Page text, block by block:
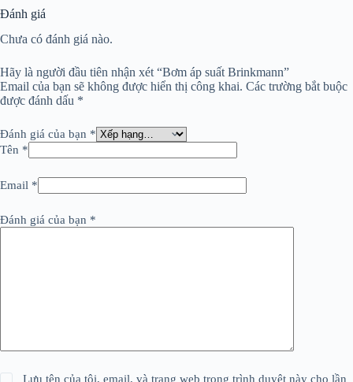
Đánh giá
Chưa có đánh giá nào.
Hãy là người đầu tiên nhận xét “Bơm áp suất Brinkmann”
Email của bạn sẽ không được hiển thị công khai. Các trường bắt buộc
được đánh dấu *
Đánh giá của bạn *
Tên *
Email *
Đánh giá của bạn *
Lưu tên của tôi, email, và trang web trong trình duyệt này cho lần